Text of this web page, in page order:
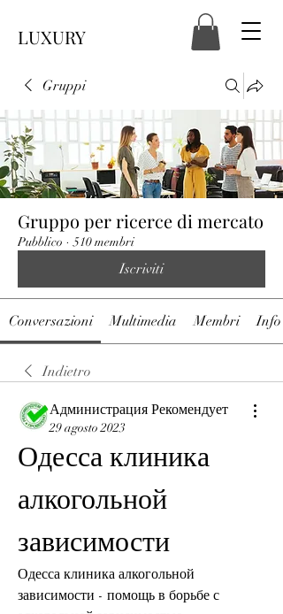
LUXURY
Gruppi
Gruppo per ricerce di mercato
Pubblico · 510 membri
Iscriviti
Conversazioni Multimedia Membri Info
Indietro
Администрация Рекомендует
29 agosto 2023
Одесса клиника
алкогольной
зависимости
Одесса клиника алкогольной
зависимости - помощь в борьбе с